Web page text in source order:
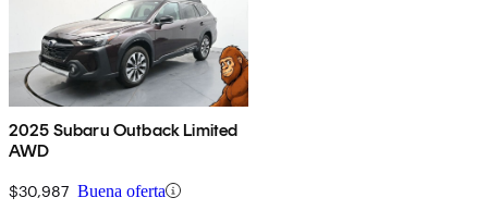
2025 Subaru Outback Limited
AWD
$30,987 Buena oferta